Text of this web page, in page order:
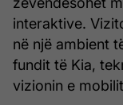
interaktive.
në një ambient
fundit të Kia,
vizionin e